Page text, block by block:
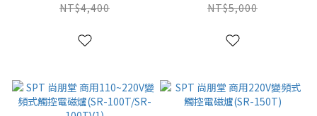
NT$4,400
NT$5,000